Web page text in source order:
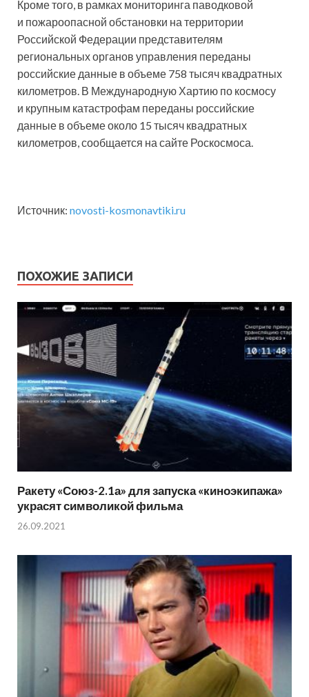
Кроме того, в рамках мониторинга паводковой
и пожароопасной обстановки на территории
Российской Федерации представителям
региональных органов управления переданы
российские данные в объеме 758 тысяч квадратных
километров. В Международную Хартию по космосу
и крупным катастрофам переданы российские
данные в объеме около 15 тысяч квадратных
километров, сообщается на сайте Роскосмоса.
Источник: novosti-kosmonavtiki.ru
ПОХОЖИЕ ЗАПИСИ
Ракету «Союз-2.1а» для запуска «киноэкипажа»
украсят символикой фильма
26.09.2021